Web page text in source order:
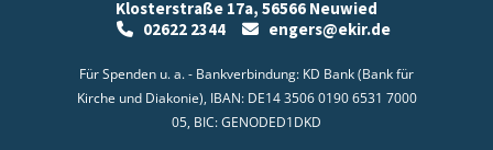
Klosterstraße 17a, 56566 Neuwied
02622 2344 engers@ekir.de
Für Spenden u. a. - Bankverbindung: KD Bank (Bank für
Kirche und Diakonie), IBAN: DE14 3506 0190 6531 7000
05, BIC: GENODED1DKD